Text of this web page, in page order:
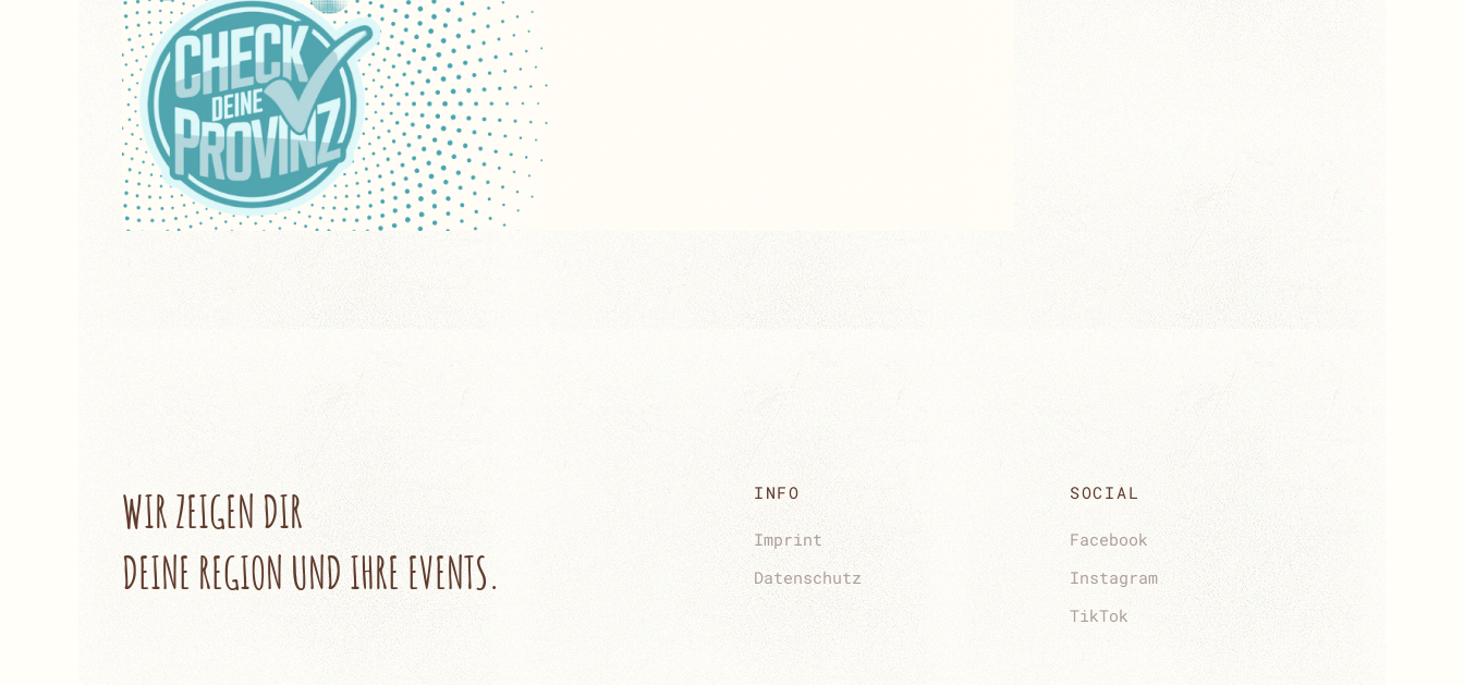
WIR ZEIGEN DIR
DEINE REGION UND IHRE EVENTS.
INFO
Imprint
Datenschutz
SOCIAL
Facebook
Instagram
TikTok